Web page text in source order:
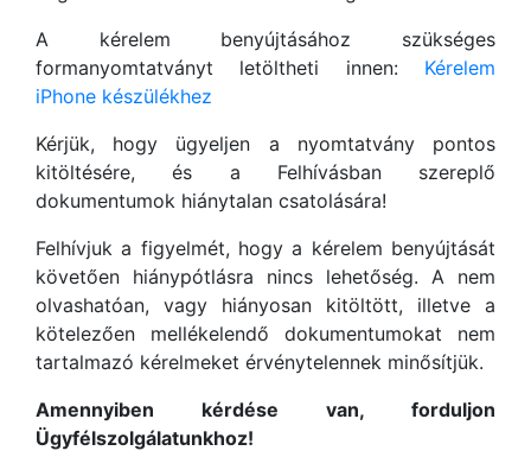
A kérelem benyújtásához szükséges
formanyomtatványt letöltheti innen: Kérelem
iPhone készülékhez
Kérjük, hogy ügyeljen a nyomtatvány pontos
kitöltésére, és a Felhívásban szereplő
dokumentumok hiánytalan csatolására!
Felhívjuk a figyelmét, hogy a kérelem benyújtását
követően hiánypótlásra nincs lehetőség. A nem
olvashatóan, vagy hiányosan kitöltött, illetve a
kötelezően mellékelendő dokumentumokat nem
tartalmazó kérelmeket érvénytelennek minősítjük.
Amennyiben kérdése van, forduljon
Ügyfélszolgálatunkhoz!